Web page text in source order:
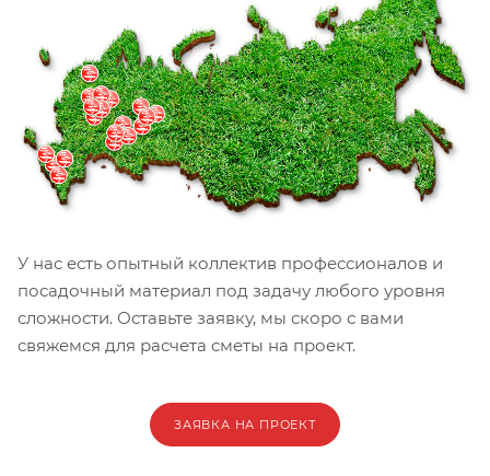
У нас есть опытный коллектив профессионалов и
посадочный материал под задачу любого уровня
сложности. Оставьте заявку, мы скоро с вами
свяжемся для расчета сметы на проект.
ЗАЯВКА НА ПРОЕКТ